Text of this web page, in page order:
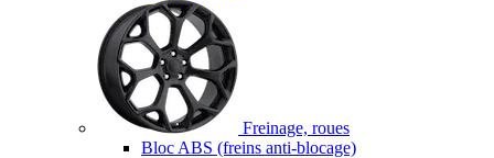
Freinage, roues
Bloc ABS (freins anti-blocage)